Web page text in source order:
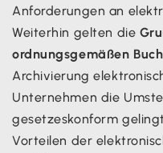
Anforderungen an
Weiterhin gelten die
ordnungsgemäßen
Archivierung
Unternehmen die
gesetzeskonform
Vorteilen der